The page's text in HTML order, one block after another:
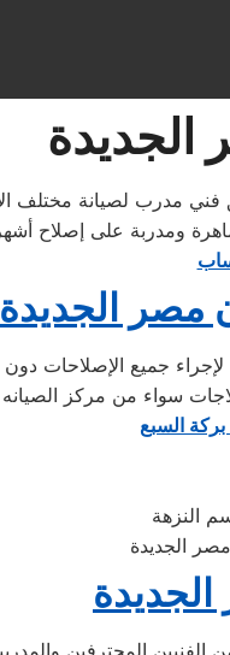
الجديدة
مصر الجديدة
السبع
النزهة
الجديدة
المحترفين